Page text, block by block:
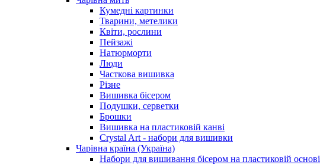
Кумедні картинки
Тварини, метелики
Квіти, рослини
Пейзажі
Натюрморти
Люди
Часткова вишивка
Різне
Вишивка бісером
Подушки, серветки
Брошки
Вишивка на пластиковій канві
Crystal Art - набори для вишивки
Чарівна країна (Україна)
Набори для вишивання бісером на пластиковій основі